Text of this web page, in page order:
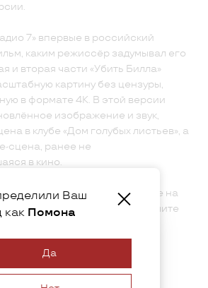
Ваш
как Помона
Да
7» впервые в российский
каким режиссёр задумывал его
и вторая части «Убить Билла»
картину без цензуры,
в формате 4K. В этой версии
изображение и звук,
в клубе «Дом голубых листьев», а
сцена, ранее не
в кино.
эфир «Радио 7», отвечайте на
и, возможно, именно вы получите